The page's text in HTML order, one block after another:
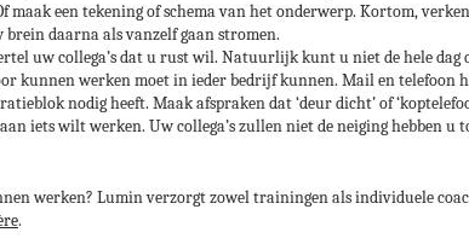
maak een tekening of schema van het onderwerp. Kortom,
daarna als vanzelf gaan stromen.
uw collega’s dat u rust wil. Natuurlijk kunt u niet de hele
kunnen werken moet in ieder bedrijf kunnen. Mail en telefoon
nodig heeft. Maak afspraken dat ‘deur dicht’ of
iets wilt werken. Uw collega’s zullen niet de neiging hebben u
werken? Lumin verzorgt zowel trainingen als individuele
.